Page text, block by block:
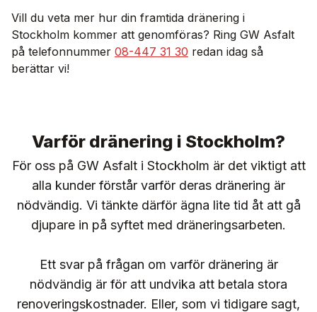
Vill du veta mer hur din framtida dränering i
Stockholm kommer att genomföras? Ring GW Asfalt
på telefonnummer 08-447 31 30 redan idag så
berättar vi!
Varför dränering i Stockholm?
För oss på GW Asfalt i Stockholm är det viktigt att
alla kunder förstår varför deras dränering är
nödvändig. Vi tänkte därför ägna lite tid åt att gå
djupare in på syftet med dräneringsarbeten.
Ett svar på frågan om varför dränering är
nödvändig är för att undvika att betala stora
renoveringskostnader. Eller, som vi tidigare sagt,